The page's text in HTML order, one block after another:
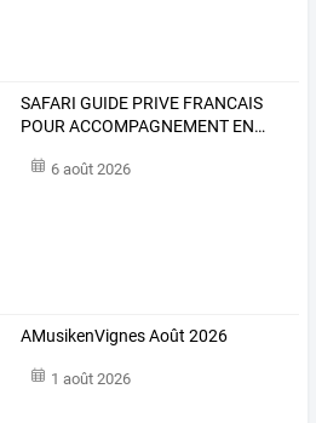
SAFARI GUIDE PRIVE FRANCAIS
POUR ACCOMPAGNEMENT EN…
6 août 2026
AMusikenVignes Août 2026
1 août 2026